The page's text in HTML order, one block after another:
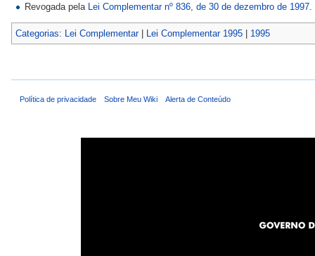
Revogada pela
Lei Complementar nº 836, de 30 de dezembro de 1997
Categorias: Lei Complementar| Lei Complementar 1995 1995
Política de privacidade Sobre Meu Wiki Alerta de Conteúdo